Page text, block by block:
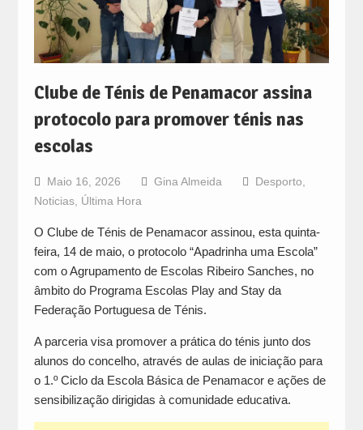
Clube de Ténis de Penamacor assina
protocolo para promover ténis nas
escolas
Maio 16, 2026 Gina Almeida Desporto
Noticias, Última Hora
O Clube de Ténis de Penamacor assinou, esta quinta-
feira, 14 de maio, o protocolo “Apadrinha uma Escola”
com o Agrupamento de Escolas Ribeiro Sanches, no
âmbito do Programa Escolas Play and Stay da
Federação Portuguesa de Ténis.
A parceria visa promover a prática do ténis junto dos
alunos do concelho, através de aulas de iniciação para
o 1.º Ciclo da Escola Básica de Penamacor e ações de
sensibilização dirigidas à comunidade educativa.